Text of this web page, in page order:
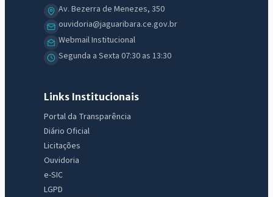
Av. Bezerra de Menezes, 350
ouvidoria@jaguaribara.ce.gov.br
Webmail Institucional
Segunda a Sexta 07:30 as 13:30
Links Institucionais
Portal da Transparência
Diário Oficial
Licitações
Ouvidoria
e-SIC
LGPD